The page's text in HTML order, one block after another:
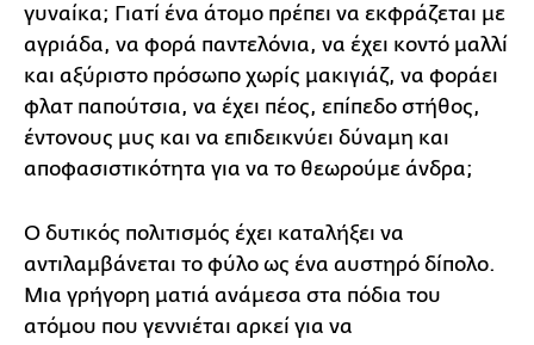
γυναίκα; Γιατί ένα άτομο πρέπει να εκφράζεται με
αγριάδα, να φορά παντελόνια, να έχει κοντό μαλλί
και αξύριστο πρόσωπο χωρίς μακιγιάζ, να φοράει
φλατ παπούτσια, να έχει πέος, επίπεδο στήθος,
έντονους μυς και να επιδεικνύει δύναμη και
αποφασιστικότητα για να το θεωρούμε άνδρα;
Ο δυτικός πολιτισμός έχει καταλήξει να
αντιλαμβάνεται το φύλο ως ένα αυστηρό δίπολο.
Μια γρήγορη ματιά ανάμεσα στα πόδια του
ατόμου που γεννιέται αρκεί για να